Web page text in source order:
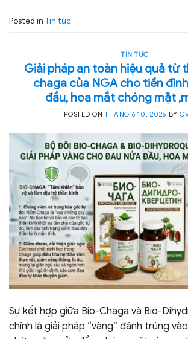
Posted in Tin tức
TIN TỨC
Giải pháp an toàn hiệu quả từ
chaga của NGA cho tiền
đầu, hoa mắt chóng mặt
POSTED ONTHÁNG 6 10, 2026 BY
Sự kết hợp giữa Bio-Chaga và Bio-
chính là giải pháp “vàng” đánh trúng